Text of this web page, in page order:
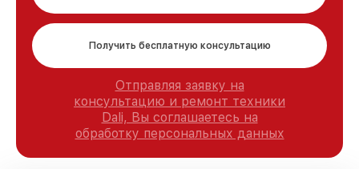
Получить бесплатную консультацию
Отправляя заявку на
консультацию и ремонт техники
Dali, Вы соглашаетесь на
обработку персональных данных